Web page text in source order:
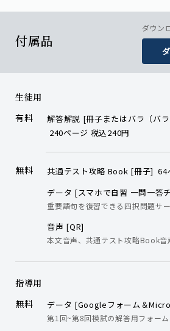
付属品
ダウン
生徒用
有料
解答解説 [冊子またはバラ（バ
240ページ 税込240円
無料
共通テスト攻略 Book [冊子] 64
データ [スマホで自習 一問一答
重要語句を復習できる四択問題サ
音声 [QR]
本文音声、共通テスト攻略Book音
指導用
無料
データ [Googleフォーム＆
第1回~第8回模試の解答用フォーム